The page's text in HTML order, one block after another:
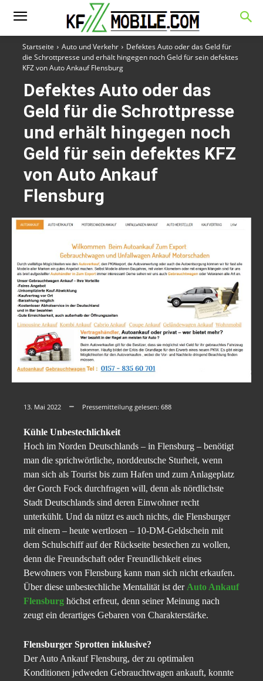
Startseite Auto und Verkehr
Defektes Auto oder das Geld für
die Schrottpresse und erhält hingegen noch Geld für sein defektes
KFZ von Auto Ankauf Flensburg
Defektes Auto oder das
Geld für die Schrottpresse
und erhält hingegen noch
Geld für sein defektes KFZ
von Auto Ankauf
Flensburg
13. Mai 2022 Pressemitteilung gelesen: 688
Kühle Unbestechlichkeit
Hoch im Norden Deutschlands – in Flensburg – benötigt
man die sprichwörtliche, norddeutsche Sturheit, wenn
man sich als Tourist bis zum Hafen und zum Anlageplatz
der Gorch Fock durchfragen will, denn als nördlichste
Stadt Deutschlands sind deren Einwohner recht
unterkühlt. Und da nützt es auch nichts, die Flensburger
mit einem – heute wertlosen – 10-DM-Geldschein mit
dem Schulschiff auf der Rückseite bestechen zu wollen,
denn die Freundschaft oder Freundlichkeit eines
Bewohners von Flensburg kann man sich nicht erkaufen.
Über diese unbestechliche Mentalität ist der Auto Ankauf
Flensburg höchst erfreut, denn seiner Meinung nach
zeugt ein derartiges Gebaren von Charakterstärke.
Flensburger Sprotten inklusive?
Der Auto Ankauf Flensburg, der zu optimalen
Konditionen jedweden Gebrauchtwagen ankauft, konnte